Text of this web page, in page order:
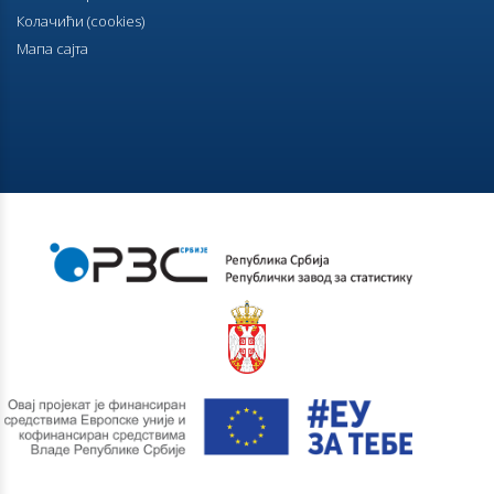
Број лица и домаћинстава у становима и настањеним
просторијама
припадност
08.06.2023.
Собе и помоћне просторије у стану
Број и површина стамбених јединица
28.04.2023.
Колачићи (cookies)
Мапа сајта